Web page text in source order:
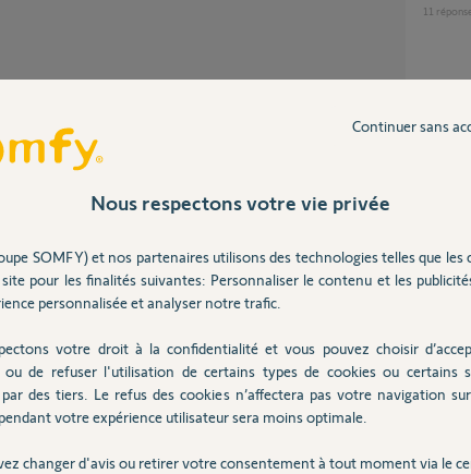
Participer au fil de discussion
vous raccrocher a un sujet équivalent
de votre problème.
soit ajouté a la iste des corrections
alarm-advanced-mise-place-
11
49
Comment souscrire au réseau de secours
GSM ?
Pop up abonnement réseau de secours GSM
avant
Nous respectons votre vie privée
SOMFY) et nos partenaires utilisons des technologies telles que les
pour les finalités suivantes: Personnaliser le contenu et les
personnalisée et analyser notre trafic.
votre droit à la confidentialité et vous pouvez choisir
de refuser l'utilisation de certains types de cookies ou certains
par des tiers. Le refus des cookies n’affectera pas votre navigation
votre expérience utilisateur sera moins optimale.
changer d'avis ou retirer votre consentement à tout moment via le
Continuer sans